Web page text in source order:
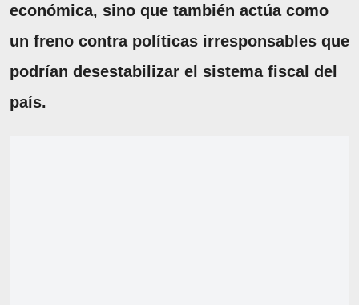
económica, sino que también actúa como
un freno contra políticas irresponsables que
podrían desestabilizar el sistema fiscal del
país.